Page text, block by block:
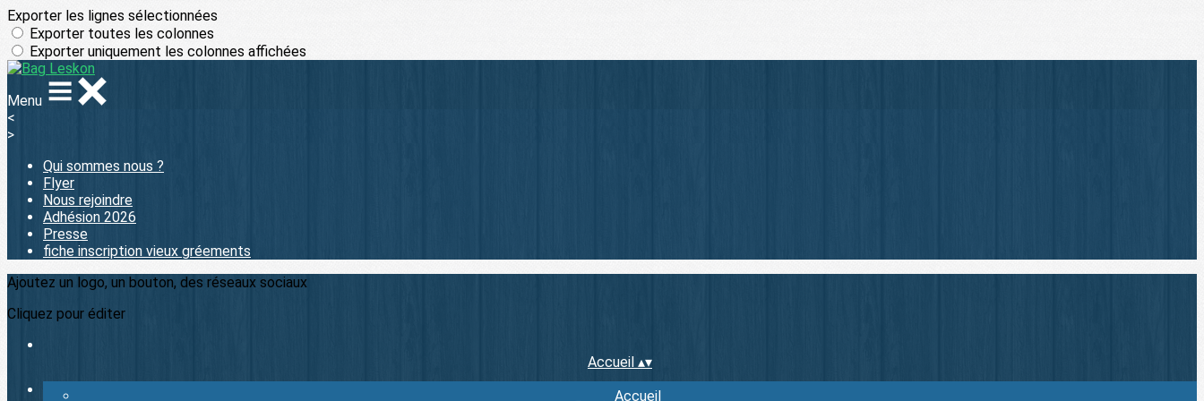
Exporter les lignes sélectionnées
Exporter toutes les colonnes
Exporter uniquement les colonnes affichées
Menu
<
>
Qui sommes nous ?
Flyer
Nous rejoindre
Adhésion 2026
Presse
fiche inscription vieux gréements
Ajoutez un logo, un bouton, des réseaux sociaux
Cliquez pour éditer
Accueil ▴▾
Accueil